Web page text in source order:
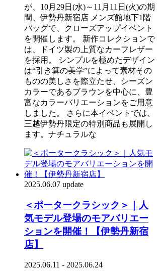
が、10月29日(水)～11月11日(火)の期
間、伊勢丹新宿店 メンズ館地下1階
バッグで、クローズアップイベント
を開催します。 新作コレクションで
は、ドイツ製の上質なカーフレザー
を採用。 シンプルを極めたデザイン
は“引き算の美学”によって素材その
ものの美しさを際立たせ、シーズン
カラーであるブラウンを中心に、豊
富なカラーバリエーションをご用意
しました。 さらに本イベントでは、
三越伊勢丹限定の特別商品も展開し
ます。ナチュラルな
2025.06.07 update
＜ポータークラシック＞｜人
気モデル登場のモアバリエー
ションを開催！【伊勢丹新宿
店】
2025.06.11 - 2025.06.24